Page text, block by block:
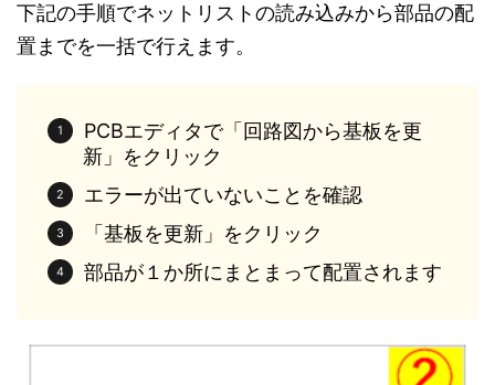
下記の手順でネットリストの読み込みから部品の配
置までを一括で行えます。
PCBエディタで「回路図から基板を更
新」をクリック
エラーが出ていないことを確認
「基板を更新」をクリック
部品が１か所にまとまって配置されます